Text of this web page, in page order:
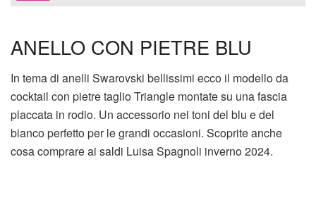
ANELLO CON PIETRE BLU
In tema di anelli Swarovski bellissimi ecco il modello da
cocktail con pietre taglio Triangle montate su una fascia
placcata in rodio. Un accessorio nei toni del blu e del
bianco perfetto per le grandi occasioni. Scoprite anche
cosa comprare ai saldi Luisa Spagnoli inverno 2024.